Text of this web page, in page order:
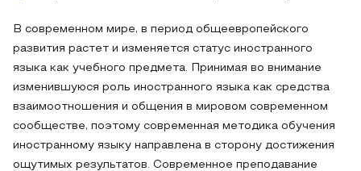
В современном мире, в период общеевропейского
развития растет и изменяется статус иностранного
языка как учебного предмета. Принимая во внимание
изменившуюся роль иностранного языка как средства
взаимоотношения и общения в мировом современном
сообществе, поэтому современная методика обучения
иностранному языку направлена в сторону достижения
ощутимых результатов. Современное преподавание